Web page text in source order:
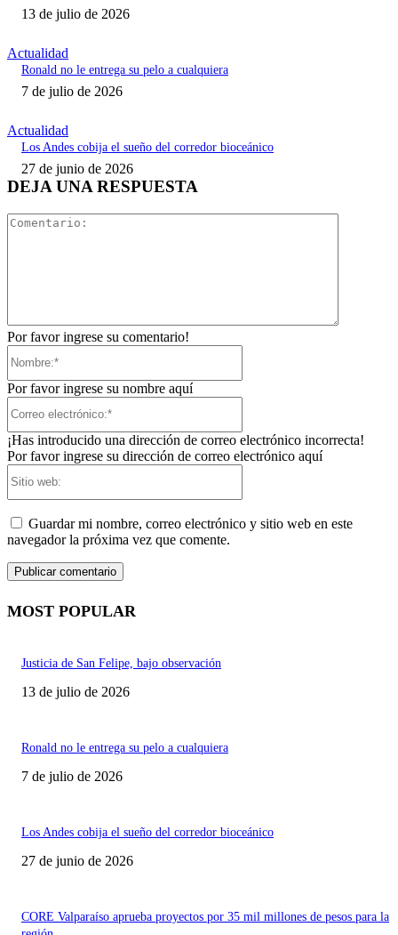
13 de julio de 2026
Actualidad
Ronald no le entrega su pelo a cualquiera
7 de julio de 2026
Actualidad
Los Andes cobija el sueño del corredor bioceánico
27 de junio de 2026
DEJA UNA RESPUESTA
Por favor ingrese su comentario!
Por favor ingrese su nombre aquí
¡Has introducido una dirección de correo electrónico incorrecta!
Por favor ingrese su dirección de correo electrónico aquí
Guardar mi nombre, correo electrónico y sitio web en este
navegador la próxima vez que comente.
MOST POPULAR
Justicia de San Felipe, bajo observación
13 de julio de 2026
Ronald no le entrega su pelo a cualquiera
7 de julio de 2026
Los Andes cobija el sueño del corredor bioceánico
27 de junio de 2026
CORE Valparaíso aprueba proyectos por 35 mil millones de pesos para la